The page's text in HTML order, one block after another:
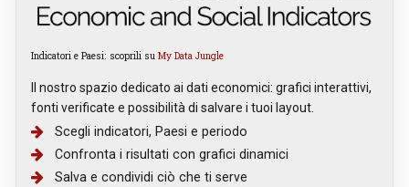
Indicatori e Paesi: scoprili su My Data Jungle
Il nostro spazio dedicato ai dati economici: grafici interattivi,
fonti verificate e possibilità di salvare i tuoi layout.
Scegli indicatori, Paesi e periodo
Confronta i risultati con grafici dinamici
Salva e condividi ciò che ti serve